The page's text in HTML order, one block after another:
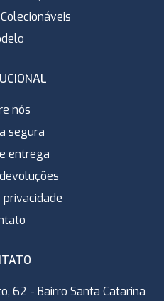
nós
segura
entrega
privacidade
62 - Bairro Santa Catarina